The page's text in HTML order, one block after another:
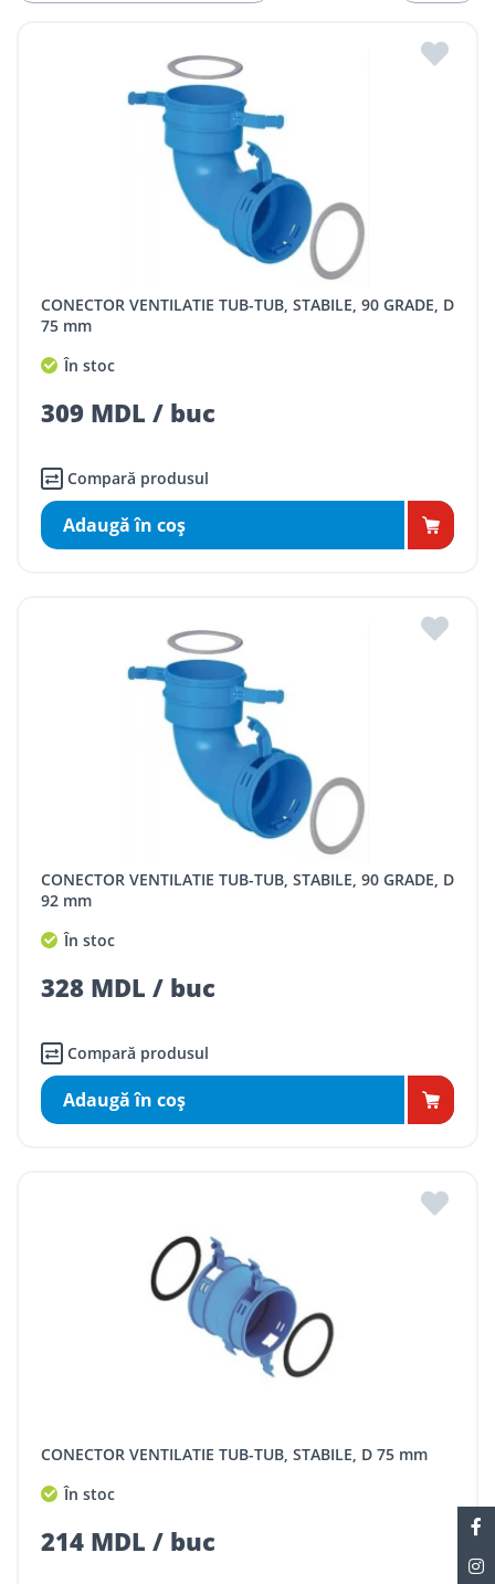
CONECTOR VENTILATIE TUB-TUB, STABILE, 90 GRADE, D
75 mm
În stoc
309 MDL / buc
Compară produsul
Adaugă în coş
CONECTOR VENTILATIE TUB-TUB, STABILE, 90 GRADE, D
92 mm
În stoc
328 MDL / buc
Compară produsul
Adaugă în coş
CONECTOR VENTILATIE TUB-TUB, STABILE, D 75 mm
În stoc
214 MDL / buc